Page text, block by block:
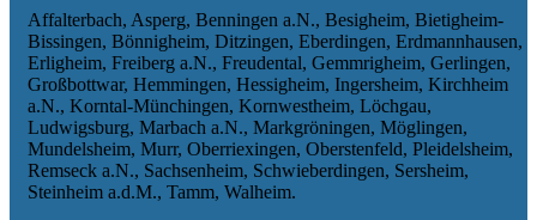
Affalterbach, Asperg, Benningen a.N., Besigheim, Bietigheim-
Bissingen, Bönnigheim, Ditzingen, Eberdingen, Erdmannhausen,
Erligheim, Freiberg a.N., Freudental, Gemmrigheim, Gerlingen,
Großbottwar, Hemmingen, Hessigheim, Ingersheim, Kirchheim
a.N., Korntal-Münchingen, Kornwestheim, Löchgau,
Ludwigsburg, Marbach a.N., Markgröningen, Möglingen,
Mundelsheim, Murr, Oberriexingen, Oberstenfeld, Pleidelsheim,
Remseck a.N., Sachsenheim, Schwieberdingen, Sersheim,
Steinheim a.d.M., Tamm, Walheim.